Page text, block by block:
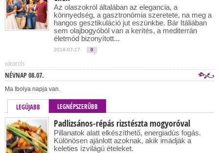
Az olaszokról általában az elegancia, a
könnyedség, a gasztronómia szeretete, na meg a
hangos gesztikuláció jut eszünkbe. Bár Itáliában
sem olajbogyóból van a kerítés, a mediterrán
életmód bizonyított...
2018-07-17 0
HÍRDETÉS
NÉVNAP 08.07.
Ma Ibolya napja van.
LEGÚJABB LEGNÉPSZERŰBB
Padlizsános-répás rizstészta mogyoróval
Pillanatok alatt elkészíthető, energiadús fogás.
Különösen ajánlott azoknak, akik imádják a
keleties ízvilágú ételeket.